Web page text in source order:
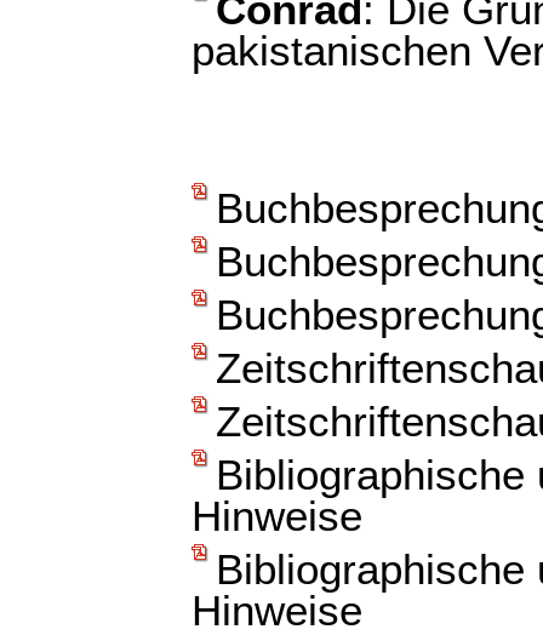
Conrad: Die
pakistanischen
Bibliographische
Hinweise
Bibliographische
Hinweise